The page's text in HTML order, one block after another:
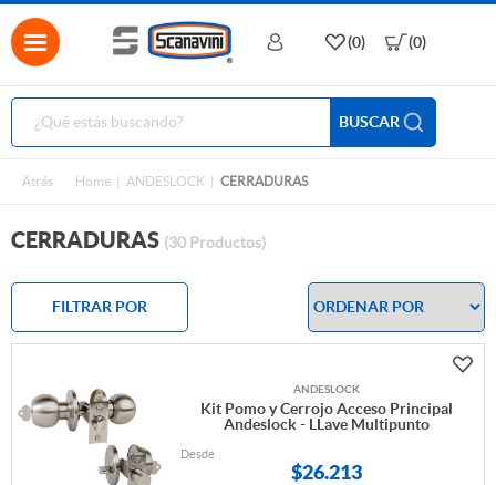
BUSCAR
(0) (0)
Atrás Home ANDESLOCK CERRADURAS
CERRADURAS (30 Productos)
FILTRAR POR
ANDESLOCK
Kit Pomo y Cerrojo Acceso Principal
Andeslock - LLave Multipunto
Desde
$26.213